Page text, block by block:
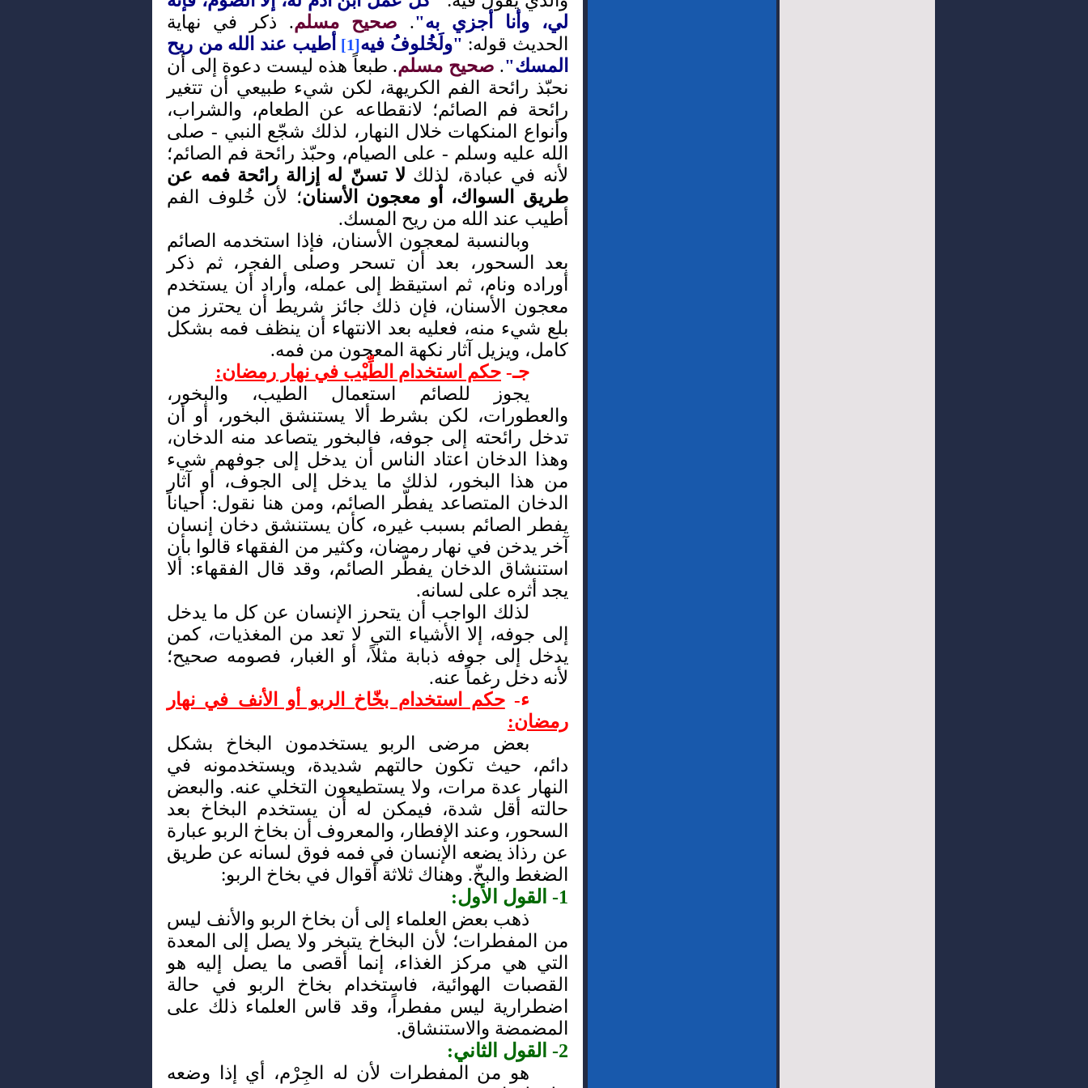
لي، وأنا أجزي به". صحيح مسلم. ذكر في نهاية
الحديث قوله: "ولَخُلوفُ فيه[1] أطيب عند الله من ريح
المسك". صحيح مسلم. طبعاً هذه ليست دعوة إلى أن
نحبّذ رائحة الفم الكريهة، لكن شيء طبيعي أن تتغير
رائحة فم الصائم؛ لانقطاعه عن الطعام، والشراب،
وأنواع المنكهات خلال النهار، لذلك شجّع النبي - صلى
الله عليه وسلم - على الصيام، وحبّذ رائحة فم الصائم؛
لأنه في عبادة، لذلك لا تسنّ له إزالة رائحة فمه عن
طريق السواك، أو معجون الأسنان؛ لأن خُلوف الفم
أطيب عند الله من ريح المسك.
وبالنسبة لمعجون الأسنان، فإذا استخدمه الصائم
بعد السحور، بعد أن تسحر وصلى الفجر، ثم ذكر
أوراده ونام، ثم استيقظ إلى عمله، وأراد أن يستخدم
معجون الأسنان، فإن ذلك جائز شريط أن يحترز من
بلع شيء منه، فعليه بعد الانتهاء أن ينظف فمه بشكل
كامل، ويزيل آثار نكهة المعجون من فمه.
جـ- حكم استخدام الطِّيْب في نهار رمضان:
يجوز للصائم استعمال الطيب، والبخور،
والعطورات، لكن بشرط ألا يستنشق البخور، أو أن
تدخل رائحته إلى جوفه، فالبخور يتصاعد منه الدخان،
وهذا الدخان اعتاد الناس أن يدخل إلى جوفهم شيء
من هذا البخور، لذلك ما يدخل إلى الجوف، أو آثار
الدخان المتصاعد يفطّر الصائم، ومن هنا نقول: أحياناً
يفطر الصائم بسبب غيره، كأن يستنشق دخان إنسان
آخر يدخن في نهار رمضان، وكثير من الفقهاء قالوا بأن
استنشاق الدخان يفطّر الصائم، وقد قال الفقهاء: ألا
يجد أثره على لسانه.
لذلك الواجب أن يتحرز الإنسان عن كل ما يدخل
إلى جوفه، إلا الأشياء التي لا تعد من المغذيات، كمن
يدخل إلى جوفه ذبابة مثلاً، أو الغبار، فصومه صحيح؛
لأنه دخل رغماً عنه.
ء-حكم استخدام بخّاخ الربو أو الأنف في نهار
رمضان:
بعض مرضى الربو يستخدمون البخاخ بشكل
دائم، حيث تكون حالتهم شديدة، ويستخدمونه في
النهار عدة مرات، ولا يستطيعون التخلي عنه. والبعض
حالته أقل شدة، فيمكن له أن يستخدم البخاخ بعد
السحور، وعند الإفطار، والمعروف أن بخاخ الربو عبارة
عن رذاذ يضعه الإنسان في فمه فوق لسانه عن طريق
الضغط والبخّ. وهناك ثلاثة أقوال في بخاخ الربو:
1- القول الأول:
ذهب بعض العلماء إلى أن بخاخ الربو والأنف ليس
من المفطرات؛ لأن البخاخ يتبخر ولا يصل إلى المعدة
التي هي مركز الغذاء، إنما أقصى ما يصل إليه هو
القصبات الهوائية، فاستخدام بخاخ الربو في حالة
اضطرارية ليس مفطراً، وقد قاس العلماء ذلك على
المضمضة والاستنشاق.
2- القول الثاني:
هو من المفطرات لأن له الجِرْم، أي إذا وضعه